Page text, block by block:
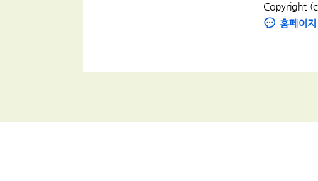
Copyright
홈페이